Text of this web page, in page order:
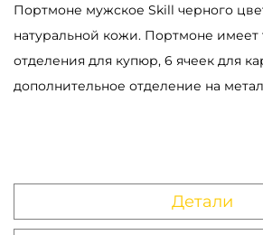
ч
е
с
т
в
Портмоне мужское Skill черного
натуральной кожи. Портмоне имеет
отделения для купюр, 6 ячеек для
дополнительное отделение на
Детали